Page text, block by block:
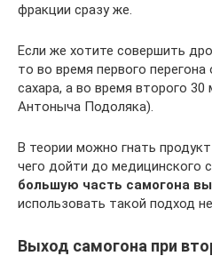
фракции сразу же.
Если же хотите совершить
то во время первого
сахара, а во время второго 30
Антоныча Подоляка).
В теории можно гнать
чего дойти до медицинского
большую часть самогона
использовать такой подход
Выход самогона при